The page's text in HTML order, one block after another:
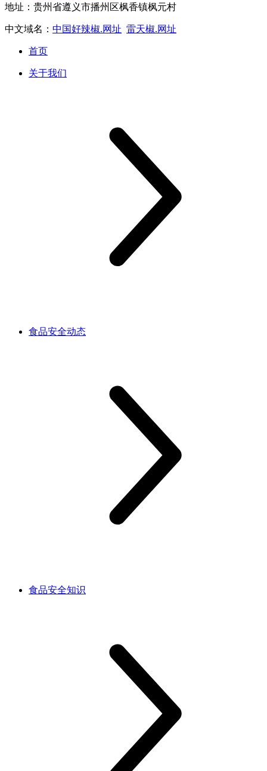
地址：贵州省遵义市播州区枫香镇枫元村
中文域名： 中国好辣椒.网址 雷天椒.网址
首页
关于我们
食品安全动态
食品安全知识